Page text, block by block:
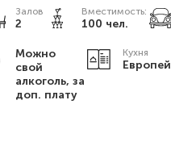
Залов
2
Вместимость:
100 чел.
Можно
свой
алкоголь, за
доп. плату
Кухня